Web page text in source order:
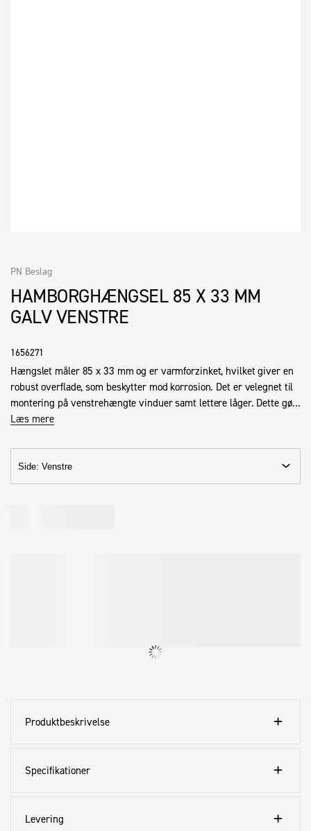
HAMBORGHÆNGSEL 85 X 33 MM
GALV VENSTRE
PN Beslag
1656271
Hængslet måler 85 x 33 mm og er varmforzinket, hvilket giver en
robust overflade, som beskytter mod korrosion. Det er velegnet til
montering på venstrehængte vinduer samt lettere låger. Dette gør
det praktisk til daglig brug, hvor holdbarhed og pålidelighed er
Læs mere
Side: Venstre
Produktbeskrivelse
Specifikationer
Levering